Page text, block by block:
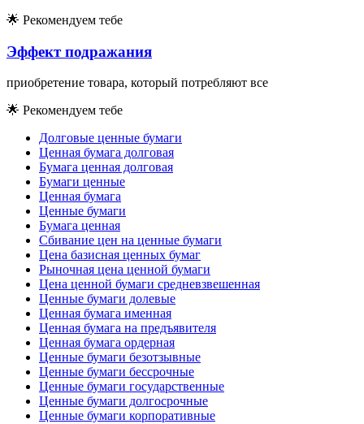
🌟 Рекомендуем тебе
Эффект подражания
приобретение товара, который потребляют все
🌟 Рекомендуем тебе
Долговые ценные бумаги
Ценная бумага долговая
Бумага ценная долговая
Бумаги ценные
Ценная бумага
Ценные бумаги
Бумага ценная
Сбивание цен на ценные бумаги
Цена базисная ценных бумаг
Рыночная цена ценной бумаги
Цена ценной бумаги средневзвешенная
Ценные бумаги долевые
Ценная бумага именная
Ценная бумага на предъявителя
Ценная бумага ордерная
Ценные бумаги безотзывные
Ценные бумаги бессрочные
Ценные бумаги государственные
Ценные бумаги долгосрочные
Ценные бумаги корпоративные